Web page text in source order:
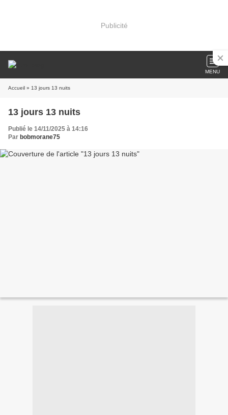
Publicité
MENU
Accueil » 13 jours 13 nuits
13 jours 13 nuits
Publié le 14/11/2025 à 14:16
Par bobmorane75